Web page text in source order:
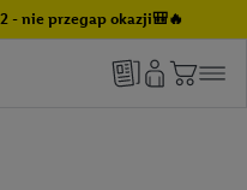
- nie przegap okazji🎒🔥